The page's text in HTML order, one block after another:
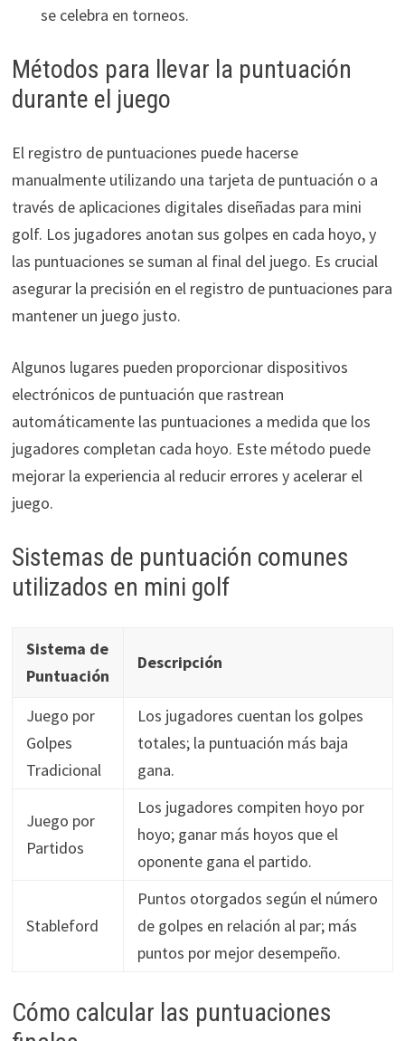
se celebra en torneos.
Métodos para llevar la puntuación
durante el juego
El registro de puntuaciones puede hacerse
manualmente utilizando una tarjeta de puntuación o a
través de aplicaciones digitales diseñadas para mini
golf. Los jugadores anotan sus golpes en cada hoyo, y
las puntuaciones se suman al final del juego. Es crucial
asegurar la precisión en el registro de puntuaciones para
mantener un juego justo.
Algunos lugares pueden proporcionar dispositivos
electrónicos de puntuación que rastrean
automáticamente las puntuaciones a medida que los
jugadores completan cada hoyo. Este método puede
mejorar la experiencia al reducir errores y acelerar el
juego.
Sistemas de puntuación comunes
utilizados en mini golf
Sistema de
Puntuación
Descripción
Juego por
Golpes
Tradicional
Los jugadores cuentan los golpes
totales; la puntuación más baja
gana.
Juego por
Partidos
Los jugadores compiten hoyo por
hoyo; ganar más hoyos que el
oponente gana el partido.
Stableford
Puntos otorgados según el número
de golpes en relación al par; más
puntos por mejor desempeño.
Cómo calcular las puntuaciones